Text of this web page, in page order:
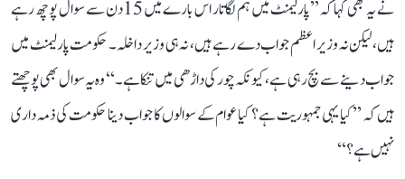
نے یہ بھی کہا کہ ’’پارلیمنٹ میں ہم لگاتار اس بارے میں 15 دن سے سوال پوچھ رہے
ہیں، لیکن نہ وزیر اعظم جواب دے رہے ہیں، نہ ہی وزیر داخلہ۔ حکومت پارلیمنٹ میں
جواب دینے سے بچ رہی ہے، کیونکہ چور کی داڑھی میں تنکا ہے۔‘‘ وہ یہ سوال بھی پوچھتے
ہیں کہ ’’کیا یہی جمہوریت ہے؟ کیا عوام کے سوالوں کا جواب دینا حکومت کی ذمہ داری
نہیں ہے؟‘‘